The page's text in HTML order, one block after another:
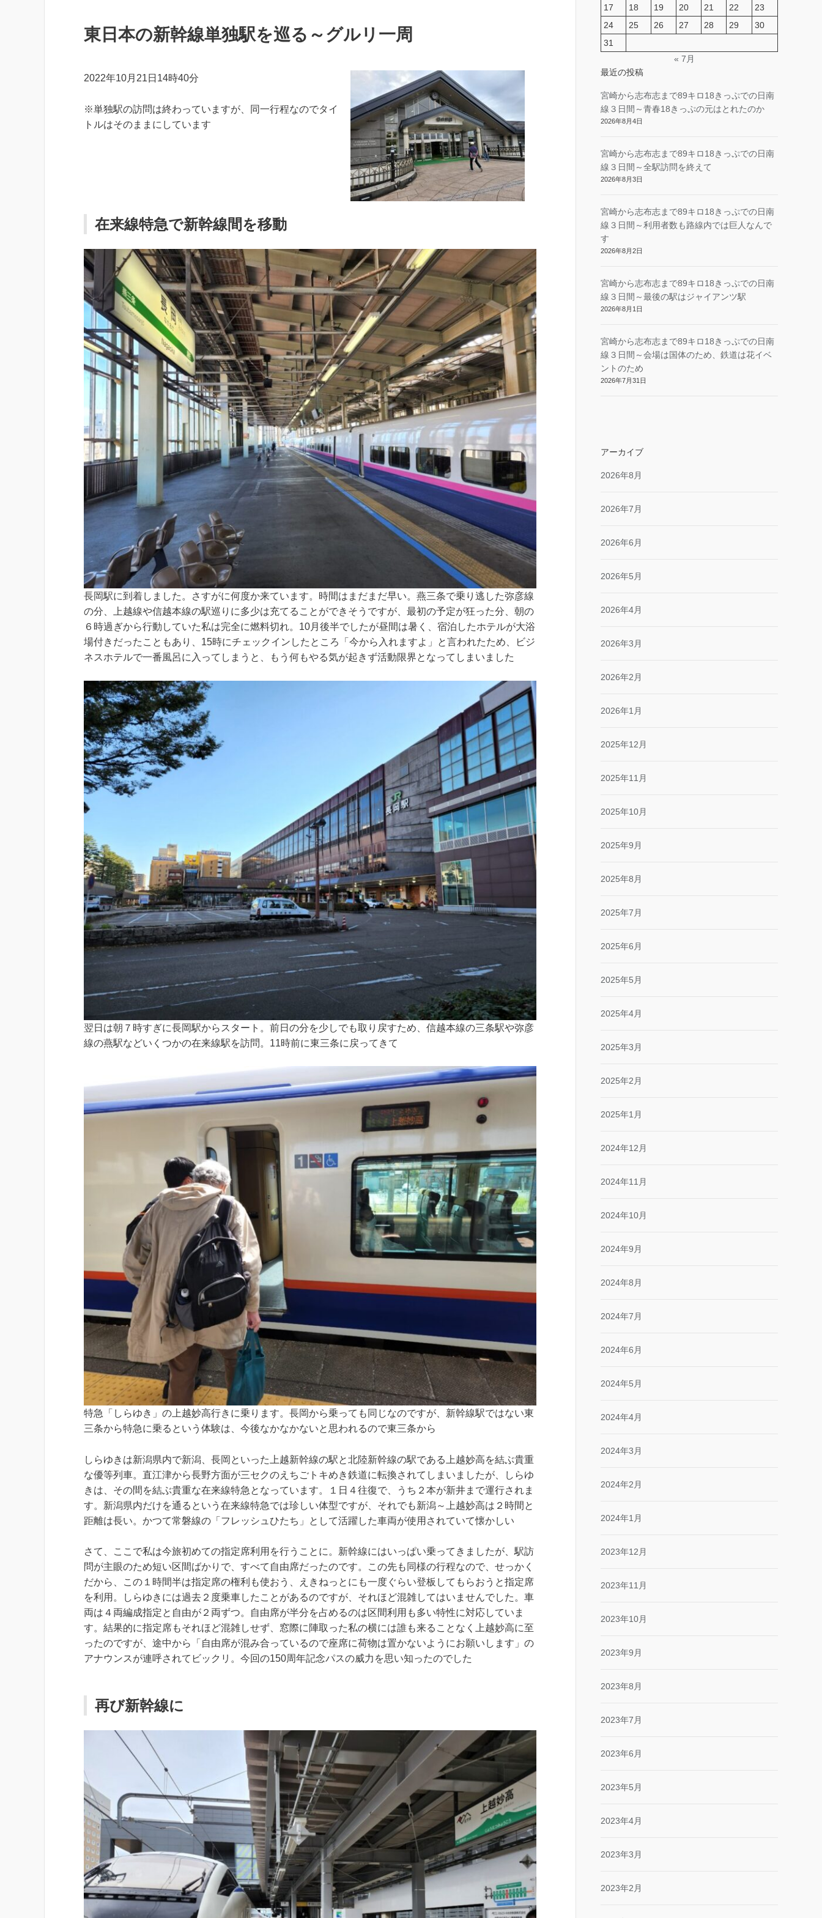
東日本の新幹線単独駅を巡る～グルリ一周
2022年10月21日14時40分
※単独駅の訪問は終わっていますが、同一行程なのでタイ
トルはそのままにしています
在来線特急で新幹線間を移動
長岡駅に到着しました。さすがに何度か来ています。時間はまだまだ早い。燕三条で乗り逃した弥彦線
の分、上越線や信越本線の駅巡りに多少は充てることができそうですが、最初の予定が狂った分、朝の
６時過ぎから行動していた私は完全に燃料切れ。10月後半でしたが昼間は暑く、宿泊したホテルが大浴
場付きだったこともあり、15時にチェックインしたところ「今から入れますよ」と言われたため、ビジ
ネスホテルで一番風呂に入ってしまうと、もう何もやる気が起きず活動限界となってしまいました
翌日は朝７時すぎに長岡駅からスタート。前日の分を少しでも取り戻すため、信越本線の三条駅や弥彦
線の燕駅などいくつかの在来線駅を訪問。11時前に東三条に戻ってきて
特急「しらゆき」の上越妙高行きに乗ります。長岡から乗っても同じなのですが、新幹線駅ではない東
三条から特急に乗るという体験は、今後なかなかないと思われるので東三条から
しらゆきは新潟県内で新潟、長岡といった上越新幹線の駅と北陸新幹線の駅である上越妙高を結ぶ貴重
な優等列車。直江津から長野方面が三セクのえちごトキめき鉄道に転換されてしまいましたが、しらゆ
きは、その間を結ぶ貴重な在来線特急となっています。１日４往復で、うち２本が新井まで運行されま
す。新潟県内だけを通るという在来線特急では珍しい体型ですが、それでも新潟～上越妙高は２時間と
距離は長い。かつて常磐線の「フレッシュひたち」として活躍した車両が使用されていて懐かしい
さて、ここで私は今旅初めての指定席利用を行うことに。新幹線にはいっぱい乗ってきましたが、駅訪
問が主眼のため短い区間ばかりで、すべて自由席だったのです。この先も同様の行程なので、せっかく
だから、この１時間半は指定席の権利も使おう、えきねっとにも一度ぐらい登板してもらおうと指定席
を利用。しらゆきには過去２度乗車したことがあるのですが、それほど混雑してはいませんでした。車
両は４両編成指定と自由が２両ずつ。自由席が半分を占めるのは区間利用も多い特性に対応していま
す。結果的に指定席もそれほど混雑しせず、窓際に陣取った私の横には誰も来ることなく上越妙高に至
ったのですが、途中から「自由席が混み合っているので座席に荷物は置かないようにお願いします」の
アナウンスが連呼されてビックリ。今回の150周年記念パスの威力を思い知ったのでした
再び新幹線に
17 18 19 20 21 22
23
24
25 26 27 28 29
30
31
« 7月
最近の投稿
宮崎から志布志まで89キロ18きっぷでの日南
線３日間～青春18きっぷの元はとれたのか
2026年8月4日
宮崎から志布志まで89キロ18きっぷでの日南
線３日間～全駅訪問を終えて
2026年8月3日
宮崎から志布志まで89キロ18きっぷでの日南
線３日間～利用者数も路線内では巨人なんで
す
2026年8月2日
宮崎から志布志まで89キロ18きっぷでの日南
線３日間～最後の駅はジャイアンツ駅
2026年8月1日
宮崎から志布志まで89キロ18きっぷでの日南
線３日間～会場は国体のため、鉄道は花イベ
ントのため
2026年7月31日
アーカイブ
2026年8月
2026年7月
2026年6月
2026年5月
2026年4月
2026年3月
2026年2月
2026年1月
2025年12月
2025年11月
2025年10月
2025年9月
2025年8月
2025年7月
2025年6月
2025年5月
2025年4月
2025年3月
2025年2月
2025年1月
2024年12月
2024年11月
2024年10月
2024年9月
2024年8月
2024年7月
2024年6月
2024年5月
2024年4月
2024年3月
2024年2月
2024年1月
2023年12月
2023年11月
2023年10月
2023年9月
2023年8月
2023年7月
2023年6月
2023年5月
2023年4月
2023年3月
2023年2月